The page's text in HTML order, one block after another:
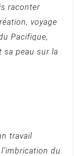
raconter
voyage
Pacifique,
sa peau sur la
travail
du